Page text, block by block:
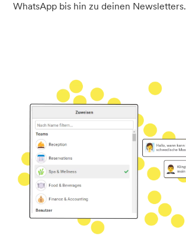
WhatsApp bis hin zu deinen Newsletters.